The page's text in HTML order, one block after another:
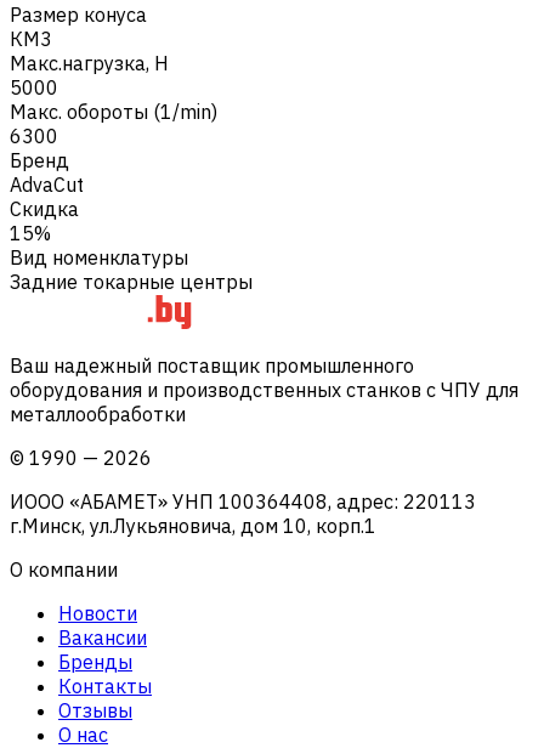
Размер конуса
КМ3
Макс.нагрузка, Н
5000
Макс. обороты (1/min)
6300
Бренд
AdvaCut
Скидка
15%
Вид номенклатуры
Задние токарные центры
Ваш надежный поставщик промышленного
оборудования и производственных станков с ЧПУ для
металлообработки
© 1990 — 2026
ИООО «АБАМЕТ» УНП 100364408, адрес: 220113
г.Минск, ул.Лукьяновича, дом 10, корп.1
О компании
Новости
Вакансии
Бренды
Контакты
Отзывы
О нас